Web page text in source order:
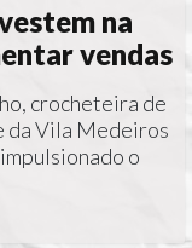
na
vendas
crocheteira de
da Vila Medeiros
o